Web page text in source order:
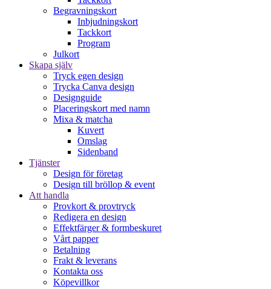
Begravningskort
Inbjudningskort
Tackkort
Program
Julkort
Skapa själv
Tryck egen design
Trycka Canva design
Designguide
Placeringskort med namn
Mixa & matcha
Kuvert
Omslag
Sidenband
Tjänster
Design för företag
Design till bröllop & event
Att handla
Provkort & provtryck
Redigera en design
Effektfärger & formbeskuret
Vårt papper
Betalning
Frakt & leverans
Kontakta oss
Köpevillkor